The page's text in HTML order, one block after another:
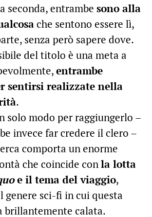
seconda, entrambe sono alla
che sentono essere lì,
senza però sapere dove.
del titolo è una meta a
entrambe
sentirsi realizzate nella
.
solo modo per raggiungerlo –
invece far credere il clero –
comporta un enorme
che coincide con la lotta
e il tema del viaggio,
genere sci-fi in cui questa
brillantemente calata.